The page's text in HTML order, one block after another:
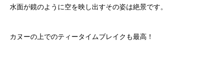
水面が鏡のように空を映し出すその姿は絶景です。
カヌーの上でのティータイムブレイクも最高！